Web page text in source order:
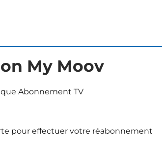
My Moov
Abonnement TV
pour effectuer votre réabonnement